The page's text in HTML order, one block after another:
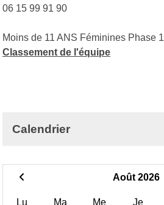
06 15 99 91 90
Moins de 11 ANS Féminines Phase 1
Classement de l'équipe
Calendrier
Août 2026
Lu Ma Me Je